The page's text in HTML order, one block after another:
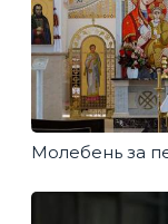
Молебень за